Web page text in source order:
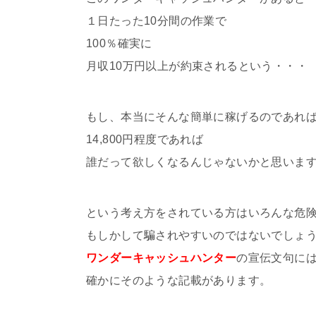
１日たった10分間の作業で
100％確実に
月収10万円以上が約束されるという・・・
もし、本当にそんな簡単に稼げるのであれ
14,800円程度であれば
誰だって欲しくなるんじゃないかと思います
という考え方をされている方はいろんな危険
もしかして騙されやすいのではないでしょう
ワンダーキャッシュハンターの宣伝文句には
確かにそのような記載があります。